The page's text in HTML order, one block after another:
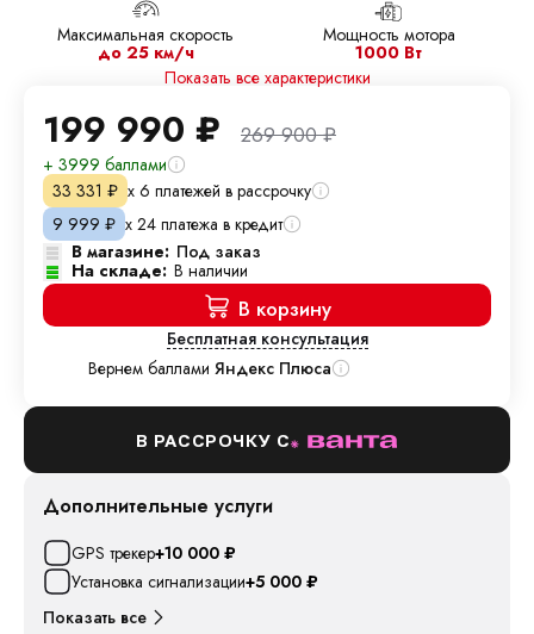
Максимальная скорость
до 25 км/ч
Мощность мотора
1000 Вт
Показать все характеристики
199 990 ₽ 269 900₽
+ 3999 баллами
33 331 ₽ х 6 платежей в рассрочку
9 999 ₽ х 24 платежа в кредит
В магазине: Под заказ
На складе: В наличии
В корзину
Бесплатная консультация
Вернем баллами Яндекс Плюса
В РАССРОЧКУ С
Дополнительные услуги
GPS трекер+10 000 ₽
Установка сигнализации+5 000 ₽
Показать все